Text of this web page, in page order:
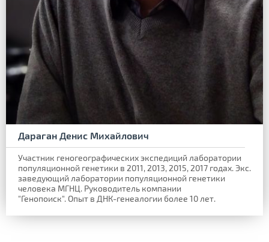
Дараган Денис Михайлович
Участник геногеографических экспедиций лаборатории
популяционной генетики в 2011, 2013, 2015, 2017 годах. Экс.
заведующий лаборатории популяционной генетики
человека МГНЦ. Руководитель компании
"Генопоиск". Опыт в ДНК-генеалогии более 10 лет.